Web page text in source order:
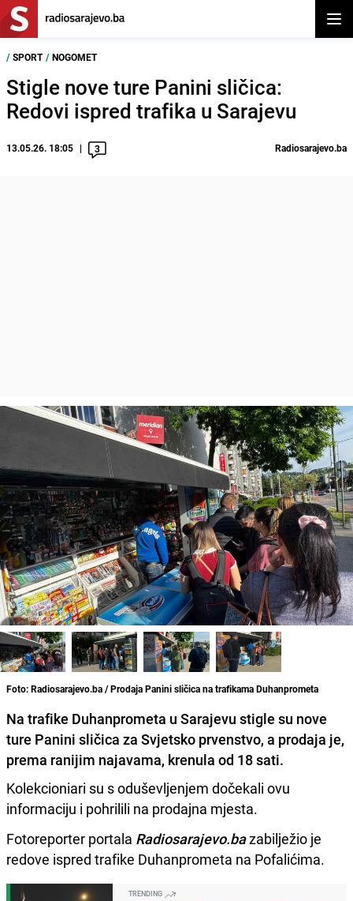
/ SPORT / NOGOMET
Stigle nove ture Panini sličica:
Redovi ispred trafika u Sarajevu
13.05.26. 18:05 3 Radiosarajevo.ba
Foto: Radiosarajevo.ba / Prodaja Panini sličica na trafikama Duhanprometa
Na trafike Duhanprometa u Sarajevu stigle su nove
ture Panini sličica za Svjetsko prvenstvo, a prodaja je,
prema ranijim najavama, krenula od 18 sati.
Kolekcioniari su s oduševljenjem dočekali ovu
informaciju i pohrilili na prodajna mjesta.
Fotoreporter portala Radiosarajevo.bazabilježio je
redove ispred trafike Duhanprometa na Pofalićima.
TRENDING